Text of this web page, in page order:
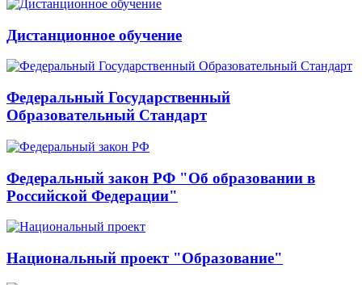
Дистанционное обучение
Федеральный Государственный
Образовательный Стандарт
Федеральный закон РФ "Об образовании в
Российской Федерации"
Национальный проект "Образование"